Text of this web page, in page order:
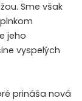
Sme však
jeho
vyspelých
prináša nová